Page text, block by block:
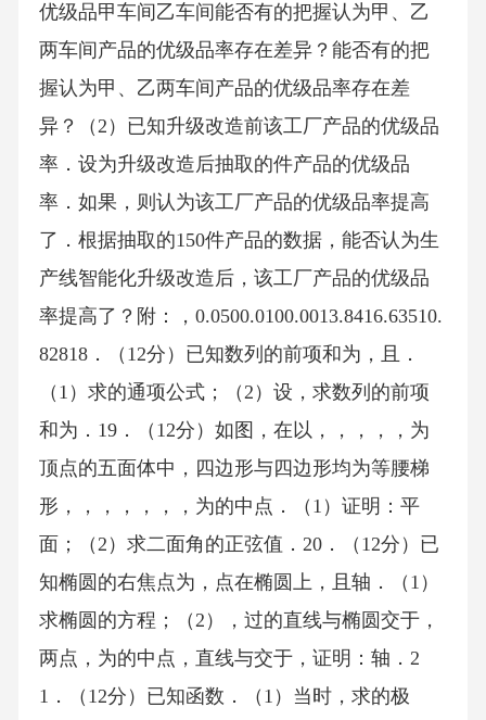
优级品甲车间乙车间能否有的把握认为甲、乙
两车间产品的优级品率存在差异？能否有的把
握认为甲、乙两车间产品的优级品率存在差
异？（2）已知升级改造前该工厂产品的优级品
率．设为升级改造后抽取的件产品的优级品
率．如果，则认为该工厂产品的优级品率提高
了．根据抽取的150件产品的数据，能否认为生
产线智能化升级改造后，该工厂产品的优级品
率提高了？附：，0.0500.0100.0013.8416.63510.
82818．（12分）已知数列的前项和为，且．
（1）求的通项公式；（2）设，求数列的前项
和为．19．（12分）如图，在以，，，，，为
顶点的五面体中，四边形与四边形均为等腰梯
形，，，，，，，为的中点．（1）证明：平
面；（2）求二面角的正弦值．20．（12分）已
知椭圆的右焦点为，点在椭圆上，且轴．（1）
求椭圆的方程；（2），过的直线与椭圆交于，
两点，为的中点，直线与交于，证明：轴．2
1．（12分）已知函数．（1）当时，求的极